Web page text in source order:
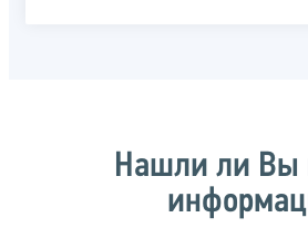
Нашли ли Вы